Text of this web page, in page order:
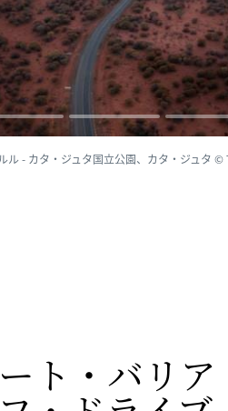
ル - カタ・ジュタ国立公園、カタ・ジュタ
ト・バリア